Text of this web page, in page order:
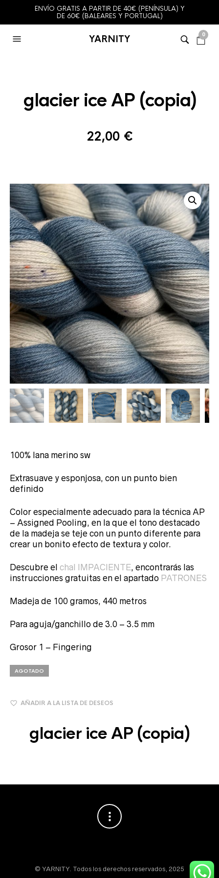
ENVÍO GRATIS A PARTIR DE 40€ (PENÍNSULA) Y
DE 60€ (BALEARES Y PORTUGAL)
YARNITY 0
glacier ice AP (copia)
22,00 €
glacier ice AP (copia)
100% lana merino sw
Extrasuave y esponjosa, con un punto bien
definido
Color especialmente adecuado para la técnica AP
– Assigned Pooling, en la que el tono destacado
de la madeja se teje con un punto diferente para
crear un bonito efecto de textura y color.
Descubre el chal IMPACIENTE, encontrarás las
instrucciones gratuitas en el apartado PATRONES
Madeja de 100 gramos, 440 metros
Para aguja/ganchillo de 3.0 – 3.5 mm
Grosor 1 – Fingering
AGOTADO
AÑADIR A LA LISTA DE DESEOS
© YARNITY. Todos los derechos reservados, 2025